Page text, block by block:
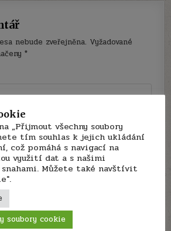
nebude zveřejněna. Vyžadované
*
„Přijmout všechny soubory
tím souhlas k jejich ukládání
což pomáhá s navigací na
využití dat a s našimi
Můžete také navštívit
soubory cookie